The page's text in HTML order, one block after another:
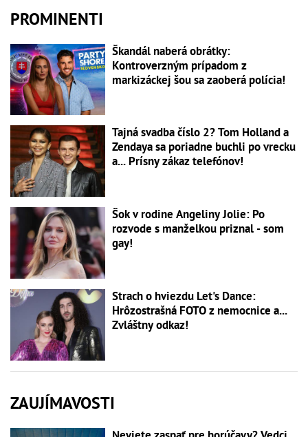
PROMINENTI
Škandál naberá obrátky:
Kontroverzným prípadom z
markizáckej šou sa zaoberá polícia!
Tajná svadba číslo 2? Tom Holland a
Zendaya sa poriadne buchli po vrecku
a... Prísny zákaz telefónov!
Šok v rodine Angeliny Jolie: Po
rozvode s manželkou priznal - som
gay!
Strach o hviezdu Let's Dance:
Hrôzostrašná FOTO z nemocnice a...
Zvláštny odkaz!
ZAUJÍMAVOSTI